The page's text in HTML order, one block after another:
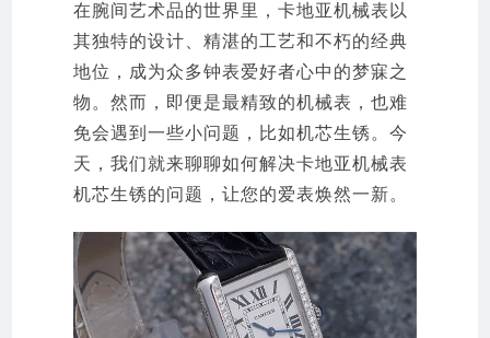
在腕间艺术品的世界里，卡地亚机械表以
其独特的设计、精湛的工艺和不朽的经典
地位，成为众多钟表爱好者心中的梦寐之
物。然而，即便是最精致的机械表，也难
免会遇到一些小问题，比如机芯生锈。今
天，我们就来聊聊如何解决卡地亚机械表
机芯生锈的问题，让您的爱表焕然一新。